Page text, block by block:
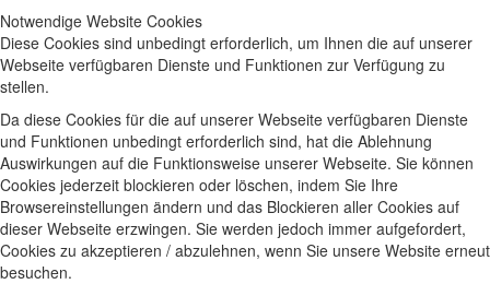
Notwendige Website Cookies
Diese Cookies sind unbedingt erforderlich, um Ihnen die auf unserer
Webseite verfügbaren Dienste und Funktionen zur Verfügung zu
stellen.
Da diese Cookies für die auf unserer Webseite verfügbaren Dienste
und Funktionen unbedingt erforderlich sind, hat die Ablehnung
Auswirkungen auf die Funktionsweise unserer Webseite. Sie können
Cookies jederzeit blockieren oder löschen, indem Sie Ihre
Browsereinstellungen ändern und das Blockieren aller Cookies auf
dieser Webseite erzwingen. Sie werden jedoch immer aufgefordert,
Cookies zu akzeptieren / abzulehnen, wenn Sie unsere Website erneut
besuchen.